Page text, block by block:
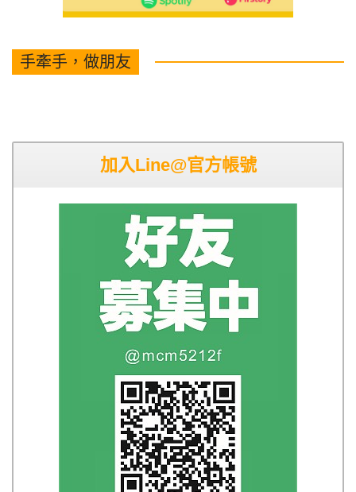
手牽手，做朋友
加入Line@官方帳號